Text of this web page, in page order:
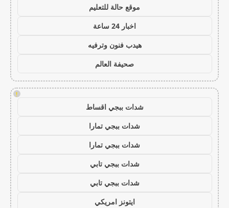
موقع حالة للتعليم
اخبار 24 ساعة
هيدب فنون وترفيه
صحيفة العالم
!
شدات ببجي اقساط
شدات ببجي تمارا
شدات ببجي تمارا
شدات ببجي تابي
شدات ببجي تابي
ايتونز امريكي